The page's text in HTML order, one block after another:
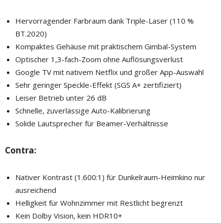
Hervorragender Farbraum dank Triple-Laser (110 %
BT.2020)
Kompaktes Gehäuse mit praktischem Gimbal-System
Optischer 1,3-fach-Zoom ohne Auflösungsverlust
Google TV mit nativem Netflix und großer App-Auswahl
Sehr geringer Speckle-Effekt (SGS A+ zertifiziert)
Leiser Betrieb unter 26 dB
Schnelle, zuverlässige Auto-Kalibrierung
Solide Lautsprecher für Beamer-Verhältnisse
Contra:
Nativer Kontrast (1.600:1) für Dunkelraum-Heimkino nur
ausreichend
Helligkeit für Wohnzimmer mit Restlicht begrenzt
Kein Dolby Vision, kein HDR10+